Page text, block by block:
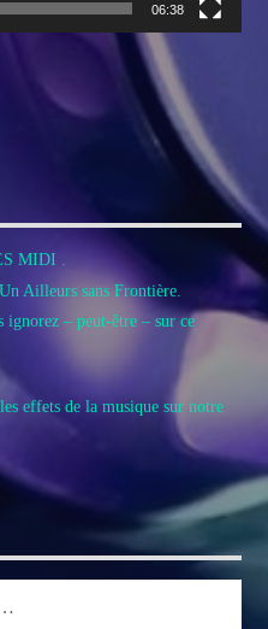
06:38
MIDI .
Ailleurs sans Frontière.
– peut-être – sur ce
effets de la musique sur notre